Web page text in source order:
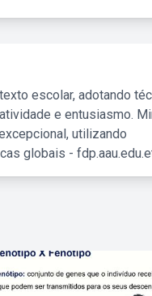
escolar, adotando
e entusiasmo.
utilizando
globais -